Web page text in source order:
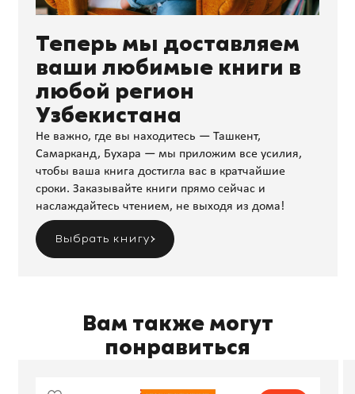
Теперь мы доставляем
ваши любимые книги в
любой регион
Узбекистана
Не важно, где вы находитесь — Ташкент,
Самарканд, Бухара — мы приложим все усилия,
чтобы ваша книга достигла вас в кратчайшие
сроки. Заказывайте книги прямо сейчас и
наслаждайтесь чтением, не выходя из дома!
Выбрать книгу
Вам также могут
понравиться